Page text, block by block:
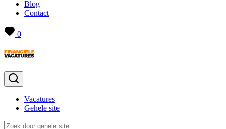
Blog
Contact
0
Vacatures
Gehele site